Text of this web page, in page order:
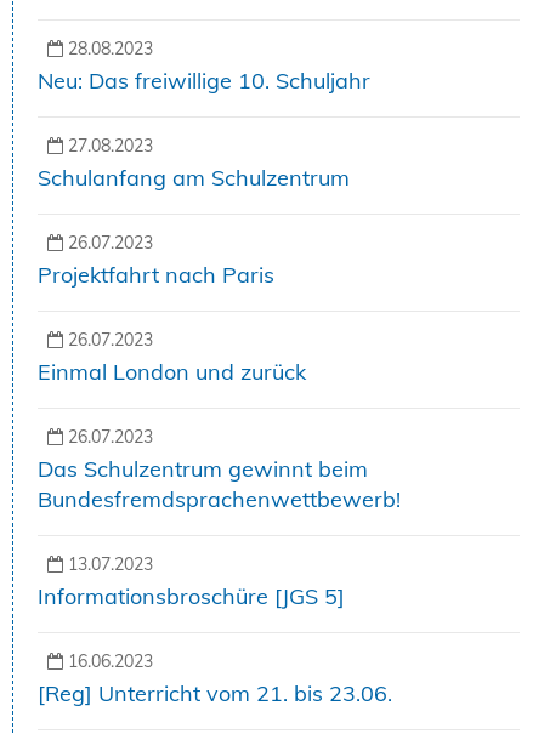
28.08.2023
Neu: Das freiwillige 10. Schuljahr
27.08.2023
Schulanfang am Schulzentrum
26.07.2023
Projektfahrt nach Paris
26.07.2023
Einmal London und zurück
26.07.2023
Das Schulzentrum gewinnt beim
Bundesfremdsprachenwettbewerb!
13.07.2023
Informationsbroschüre [JGS 5]
16.06.2023
[Reg] Unterricht vom 21. bis 23.06.